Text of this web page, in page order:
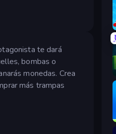
te dará
bombas o
monedas. Crea
más trampas